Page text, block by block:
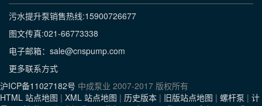
污水提升泵销售热线:15900726677
图文传真:021-66773338
电子邮箱：sale@cnspump.com
更多联系方式
沪ICP备11027182号 中成泵业 2007-2017 版权所有
HTML 站点地图 | XML 站点地图 | 历史版本 | 旧版站点地图 | 螺杆泵 | 计